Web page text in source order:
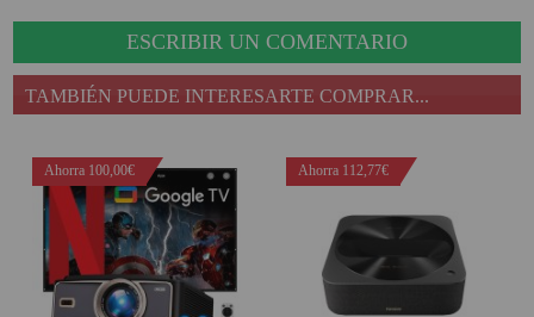
ESCRIBIR UN COMENTARIO
TAMBIÉN PUEDE INTERESARTE COMPRAR...
Ahorra 100,00€ Ahorra 112,77€